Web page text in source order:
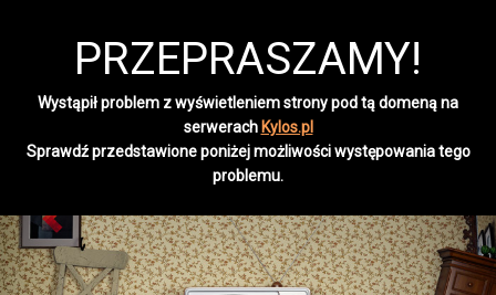
PRZEPRASZAMY!
Wystąpił problem z wyświetleniem strony pod tą domeną na
serwerach Kylos.pl
Sprawdź przedstawione poniżej możliwości występowania tego
problemu.